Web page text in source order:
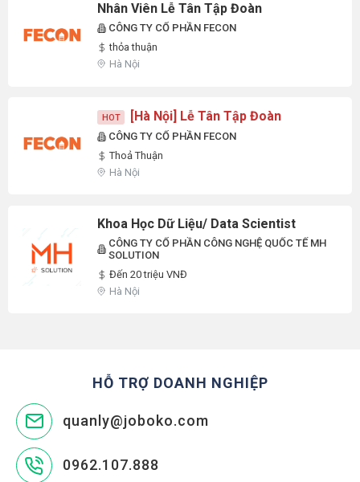
Nhân Viên Lễ Tân Tập Đoàn
CÔNG TY CỔ PHẦN FECON
thỏa thuận
Hà Nội
HOT [Hà Nội] Lễ Tân Tập Đoàn
CÔNG TY CỔ PHẦN FECON
Thoả Thuận
Hà Nội
Khoa Học Dữ Liệu/ Data Scientist
CÔNG TY CỔ PHẦN CÔNG NGHỆ QUỐC TẾ MH
SOLUTION
Đến 20 triệu VNĐ
Hà Nội
HỖ TRỢ DOANH NGHIỆP
quanly@joboko.com
0962.107.888